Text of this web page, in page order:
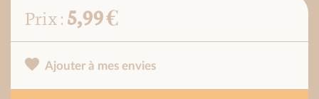
Prix :5,99 €
Ajouter à mes envies